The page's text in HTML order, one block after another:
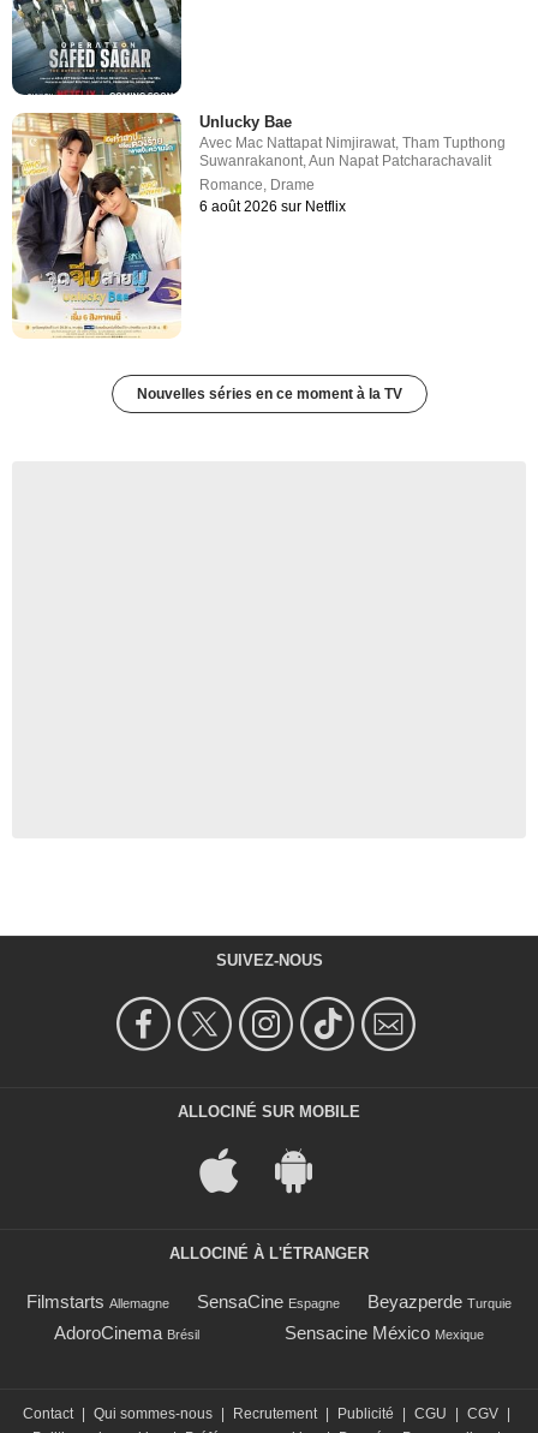
Unlucky Bae
Avec Mac Nattapat Nimjirawat ,Tham Tupthong
Suwanrakanont ,Aun Napat Patcharachavalit
Romance Drame
6 août 2026 sur Netflix
Nouvelles séries en ce moment à la TV
SUIVEZ-NOUS
ALLOCINÉ SUR MOBILE
ALLOCINÉ À L'ÉTRANGER
Filmstarts Allemagne SensaCine Espagne Beyazperde Turquie
AdoroCinema Brésil Sensacine México Mexique
Contact Qui sommes-nous Recrutement Publicité CGU CGV